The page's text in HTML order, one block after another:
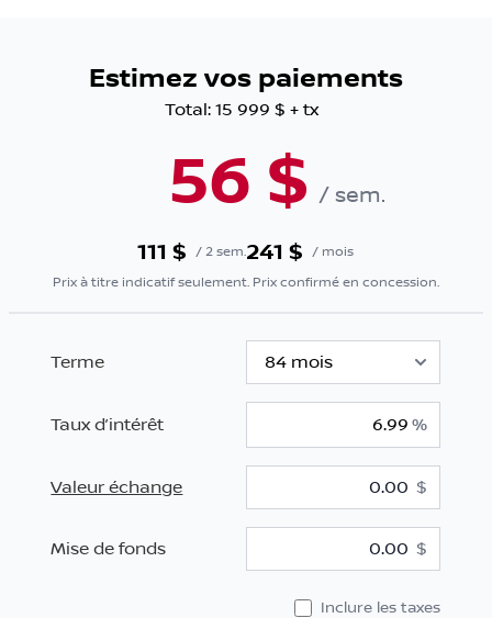
Estimez vos paiements
Total: 15 999 $ + tx
56 $ / sem.
111 $ /2 sem.241 $ / mois
Prix à titre indicatif seulement. Prix confirmé en concession.
Terme
Taux d’intérêt %
Valeur échange $ $
Mise de fonds $
Inclure les taxes